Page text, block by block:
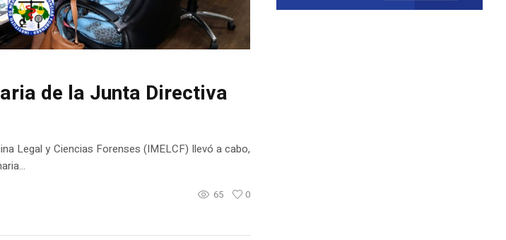
de la Junta Directiva
Legal y Ciencias Forenses (IMELCF) llevó a cabo,
65 0